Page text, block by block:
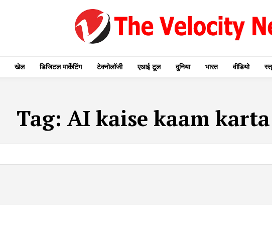
खेल डिजिटल मार्केटिंग टेक्नोलॉजी एआई टूल दुनिया भारत वीडियो
Tag: AI kaise kaam